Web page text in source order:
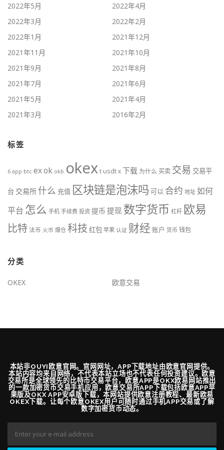
2022年5月
2022年4月
2022年3月
2022年2月
2022年1月
2021年12月
2021年11月
2021年10月
2021年9月
2021年8月
2021年7月
2021年6月
2021年5月
2021年4月
2021年3月
2016年2月
标签
6 app btc exok okb okext usdtx下载 为什么 买卖 交易 交易平
台 交易所 什么 充值 区块链是泡沫吗 可以 合约 地址 如何
平台 怎么 手机 手续费 投资 提币 提现 数字货币 杠杆 欧易
比特法币 火币 爆仓 科技 红包 苹果 认证 财经 账户 货币 钱包
分类
OKEX 欧意交易
本站非OUYI欧意官网。官网网址，APP下载地址由欧意官网提供。
本站内容均来自网络，不代表本站立场也不代表任何投资建议。欧意
交易所是全球领先的比特币交易平台，欧意APP是OKX欧易网站推出
的一款加密货币交易手机应用，欧意交易所APP下载包括欧意APP苹
果版及OKX APP安卓版下载，本网站提供欧意注册教程、最新欧易
OKEX下载。让每个欧意OKEX用户可随时通过手机APP交易或了解
数字加密货币动态。